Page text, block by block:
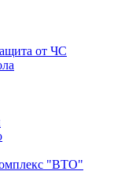
от ЧС
"ВТО"